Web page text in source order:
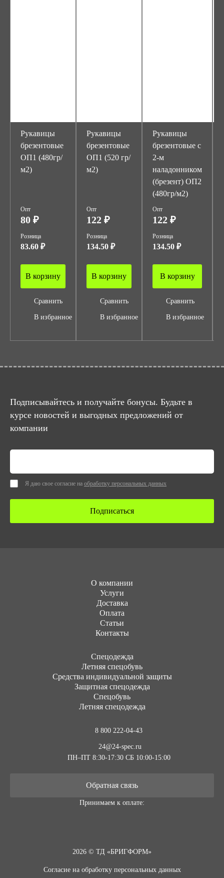
Рукавицы
брезентовые
ОП1 (480гр/
м2)
Опт
80 ₽
Розница
83.60 ₽
В корзину
Сравнить
В избранное
Рукавицы
брезентовые
ОП1 (520 гр/
м2)
Опт
122 ₽
Розница
134.50 ₽
В корзину
Сравнить
В избранное
Рукавицы
брезентовые с
2-м
наладонником
(брезент) ОП2
(480гр/м2)
Опт
122 ₽
Розница
134.50 ₽
В корзину
Сравнить
В избранное
Подписывайтесь и получайте бонусы. Будьте в
курсе новостей и выгодных предложений от
компании
Я даю свое согласие на обработку персональных данных
Подписаться
О компании
Услуги
Доставка
Оплата
Статьи
Контакты
Cпецодежда
Летняя спецобувь
Средства индивидуальной защиты
Защитная спецодежда
Спецобувь
Летняя спецодежда
8 800 222-04-43
24@24-spec.ru
ПН–ПТ 8:30-17:30 СБ 10:00-15:00
Обратная связь
Принимаем к оплате:
2026 © ТД «БРИГФОРМ»
Согласие на обработку персональных данных